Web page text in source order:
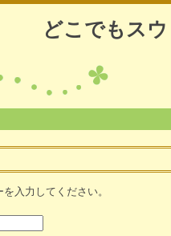
どこでもス
入力してください。